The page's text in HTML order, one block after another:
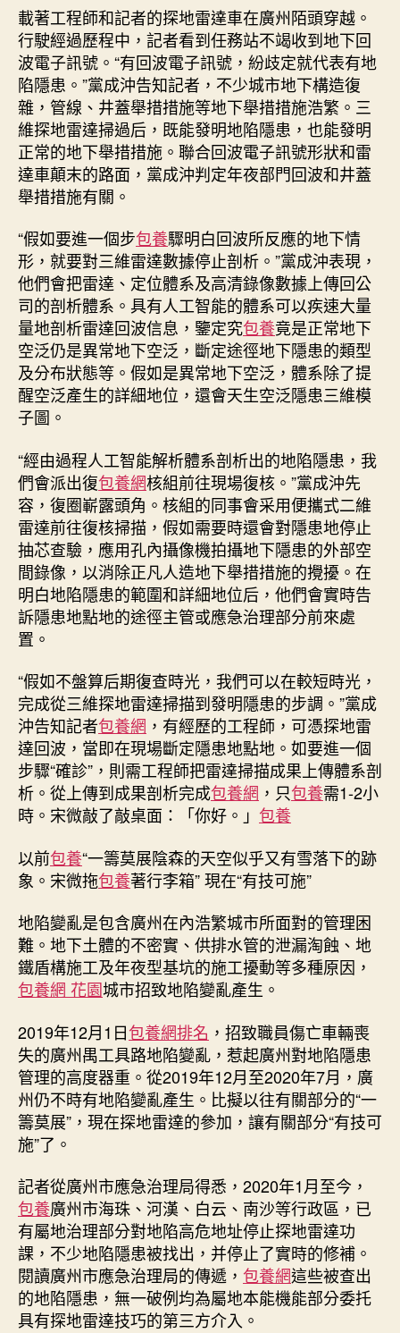
載著工程師和記者的探地雷達車在廣州陌頭穿越。
行駛經過歷程中，記者看到任務站不竭收到地下回
波電子訊號。“有回波電子訊號，紛歧定就代表有地
陷隱患。”黨成沖告知記者，不少城市地下構造復
雜，管線、井蓋舉措措施等地下舉措措施浩繁。三
維探地雷達掃過后，既能發明地陷隱患，也能發明
正常的地下舉措措施。聯合回波電子訊號形狀和雷
達車顛末的路面，黨成沖判定年夜部門回波和井蓋
舉措措施有關。
“假如要進一個步包養驟明白回波所反應的地下情
形，就要對三維雷達數據停止剖析。”黨成沖表現，
他們會把雷達、定位體系及高清錄像數據上傳回公
司的剖析體系。具有人工智能的體系可以疾速大量
量地剖析雷達回波信息，鑒定究包養竟是正常地下
空泛仍是異常地下空泛，斷定途徑地下隱患的類型
及分布狀態等。假如是異常地下空泛，體系除了提
醒空泛產生的詳細地位，還會天生空泛隱患三維模
子圖。
“經由過程人工智能解析體系剖析出的地陷隱患，我
們會派出復包養網核組前往現場復核。”黨成沖先
容，復圈嶄露頭角。核組的同事會采用便攜式二維
雷達前往復核掃描，假如需要時還會對隱患地停止
抽芯查驗，應用孔內攝像機拍攝地下隱患的外部空
間錄像，以消除正凡人造地下舉措措施的攪擾。在
明白地陷隱患的範圍和詳細地位后，他們會實時告
訴隱患地點地的途徑主管或應急治理部分前來處
置。
“假如不盤算后期復查時光，我們可以在較短時光，
完成從三維探地雷達掃描到發明隱患的步調。”黨成
沖告知記者包養網 ，有經歷的工程師，可憑探地雷
達回波，當即在現場斷定隱患地點地。如要進一個
步驟“確診”，則需工程師把雷達掃描成果上傳體系剖
析。從上傳到成果剖析完成包養網 ，只包養需1-2小
時。宋微敲了敲桌面：「你好。」 包養
以前包養“一籌莫展陰森的天空似乎又有雪落下的跡
象。宋微拖包養著行李箱” 現在“有技可施”
地陷變亂是包含廣州在內浩繁城市所面對的管理困
難。地下土體的不密實、供排水管的泄漏淘蝕、地
鐵盾構施工及年夜型基坑的施工擾動等多種原因，
包養網 花園城市招致地陷變亂產生。
2019年12月1日包養網排名 ，招致職員傷亡車輛喪
失的廣州禺工具路地陷變亂，惹起廣州對地陷隱患
管理的高度器重。從2019年12月至2020年7月，廣
州仍不時有地陷變亂產生。比擬以往有關部分的“一
籌莫展”，現在探地雷達的參加，讓有關部分“有技可
施”了。
記者從廣州市應急治理局得悉，2020年1月至今，
包養廣州市海珠、河漢、白云、南沙等行政區，已
有屬地治理部分對地陷高危地址停止探地雷達功
課，不少地陷隱患被找出，并停止了實時的修補。
閱讀廣州市應急治理局的傳遞， 包養網這些被查出
的地陷隱患，無一破例均為屬地本能機能部分委托
具有探地雷達技巧的第三方介入。